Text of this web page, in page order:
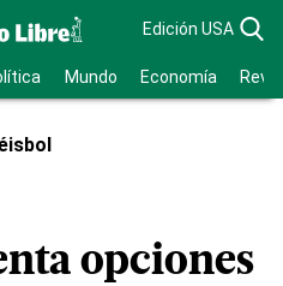
Edición USA
Mundo Economía
opciones